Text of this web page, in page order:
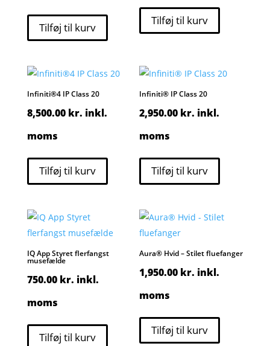
Tilføj til kurv
Tilføj til kurv
Infiniti®4 IP Class 20
8,500.00 kr. inkl.
moms
Tilføj til kurv
Infiniti® IP Class 20
2,950.00 kr. inkl.
moms
Tilføj til kurv
IQ App Styret flerfangst
musefælde
750.00 kr. inkl.
moms
Tilføj til kurv
Aura® Hvid – Stilet fluefanger
1,950.00 kr. inkl.
moms
Tilføj til kurv